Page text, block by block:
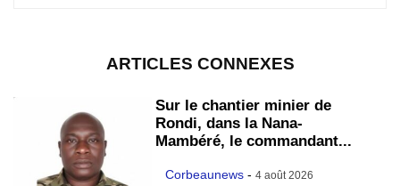
ARTICLES CONNEXES
Sur le chantier minier de
Rondi, dans la Nana-
Mambéré, le commandant...
Corbeaunews - 4 août 2026